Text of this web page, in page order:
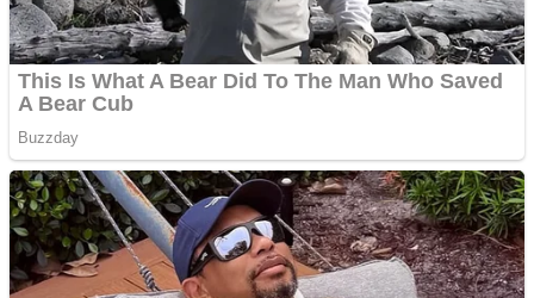
Anuntul tau apare in mai
multe ziare online